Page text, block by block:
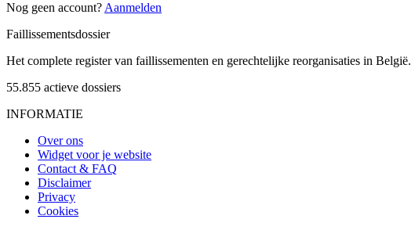
Nog geen account? Aanmelden
Faillissementsdossier
Het complete register van faillissementen en gerechtelijke reorganisaties in België.
55.855 actieve dossiers
INFORMATIE
Over ons
Widget voor je website
Contact & FAQ
Disclaimer
Privacy
Cookies